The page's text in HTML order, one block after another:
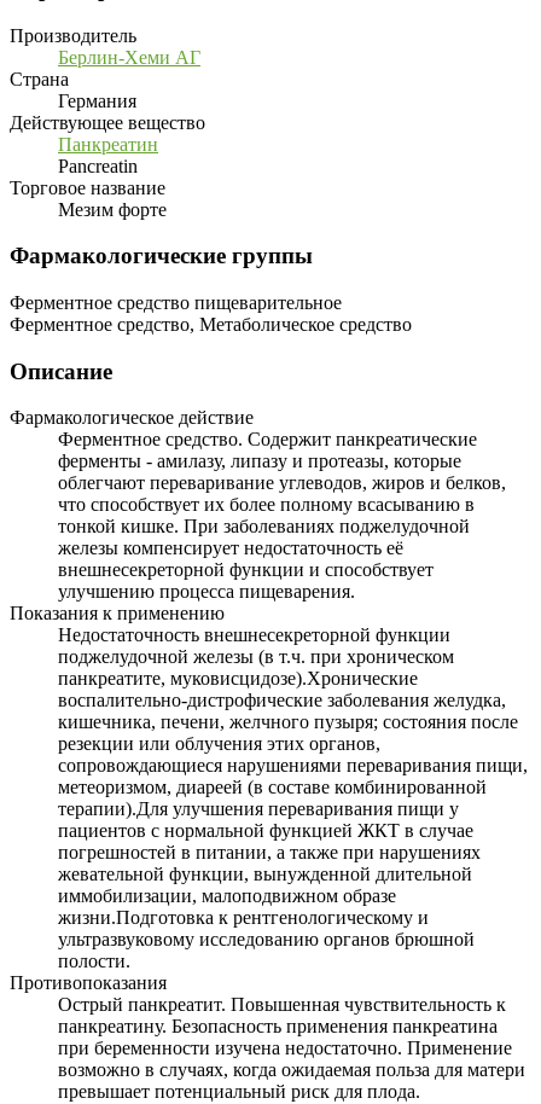
Производитель
Берлин-Хеми АГ
Страна
Германия
Действующее вещество
Панкреатин
Pancreatin
Торговое название
Мезим форте
Фармакологические группы
Ферментное средство пищеварительное
Ферментное средство, Метаболическое средство
Описание
Фармакологическое действие
Ферментное средство. Содержит панкреатические
ферменты - амилазу, липазу и протеазы, которые
облегчают переваривание углеводов, жиров и белков,
что способствует их более полному всасыванию в
тонкой кишке. При заболеваниях поджелудочной
железы компенсирует недостаточность её
внешнесекреторной функции и способствует
улучшению процесса пищеварения.
Показания к применению
Недостаточность внешнесекреторной функции
поджелудочной железы (в т.ч. при хроническом
панкреатите, муковисцидозе).Хронические
воспалительно-дистрофические заболевания желудка,
кишечника, печени, желчного пузыря; состояния после
резекции или облучения этих органов,
сопровождающиеся нарушениями переваривания пищи,
метеоризмом, диареей (в составе комбинированной
терапии).Для улучшения переваривания пищи у
пациентов с нормальной функцией ЖКТ в случае
погрешностей в питании, а также при нарушениях
жевательной функции, вынужденной длительной
иммобилизации, малоподвижном образе
жизни.Подготовка к рентгенологическому и
ультразвуковому исследованию органов брюшной
полости.
Противопоказания
Острый панкреатит. Повышенная чувствительность к
панкреатину. Безопасность применения панкреатина
при беременности изучена недостаточно. Применение
возможно в случаях, когда ожидаемая польза для матери
превышает потенциальный риск для плода.